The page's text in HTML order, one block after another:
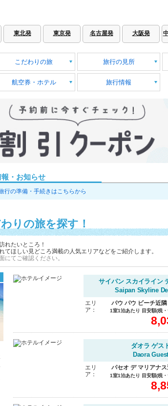
東北発 東京発 名古屋発 大阪発
こだわりの旅 旅行の見所
航空券・ホテル 旅行情報
・お知らせ
行の準備・手続きはこちらから
りの旅を探す！
れたいところ！
てほしい見どころ満載の人気エリアなどをご紹介します。
てご確認ください。
サイパン スカイライン
Saipan Skyline
エリ
ア：
パウ パウ ビーチ近隣
1室1泊あたり 目安額(税・
ダオラ ゲス
Daora
エリ
ア：
パセオ デ マリアナ
1室1泊あたり 目安額(税・